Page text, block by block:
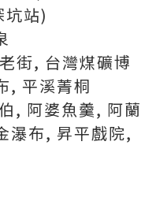
站)
街, 台灣煤礦博
, 平溪菁桐
, 阿婆魚羹, 阿蘭
瀑布, 昇平戲院,